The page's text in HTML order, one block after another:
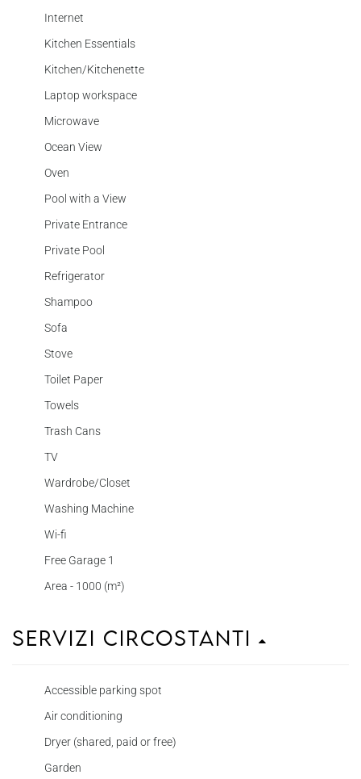
Internet
Kitchen Essentials
Kitchen/Kitchenette
Laptop workspace
Microwave
Ocean View
Oven
Pool with a View
Private Entrance
Private Pool
Refrigerator
Shampoo
Sofa
Stove
Toilet Paper
Towels
Trash Cans
TV
Wardrobe/Closet
Washing Machine
Wi-fi
Free Garage 1
Area - 1000 (m²)
Servizi circostanti
Accessible parking spot
Air conditioning
Dryer (shared, paid or free)
Garden